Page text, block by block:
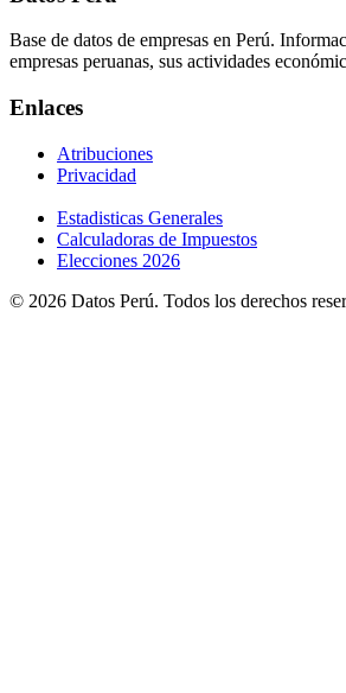
Base de datos de empresas en Perú.
empresas peruanas, sus actividades
Enlaces
Atribuciones
Privacidad
Estadisticas Generales
Calculadoras de Impuestos
Elecciones 2026
© 2026 Datos Perú. Todos los derechos